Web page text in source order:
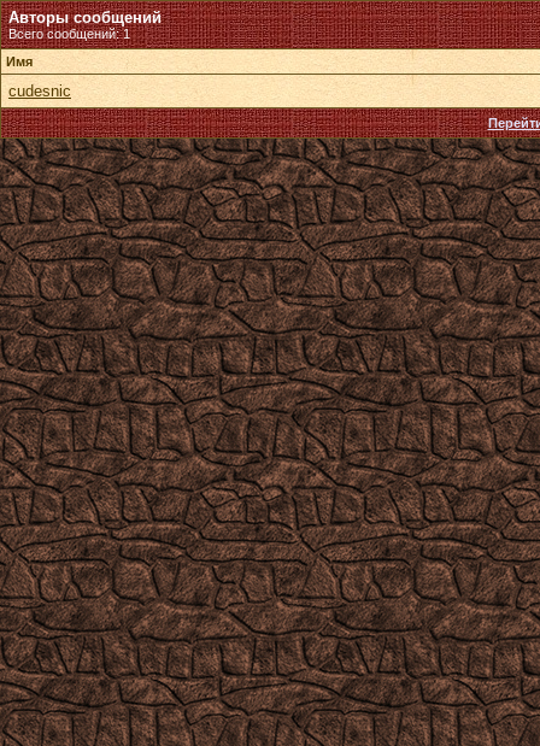
Авторы сообщений
Всего сообщений: 1
Имя
cudesnic